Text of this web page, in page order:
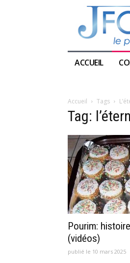
ACCUEIL
Accueil Tags
Tag:
Pourim:
(vidéos)
publié le 10 mars 2025